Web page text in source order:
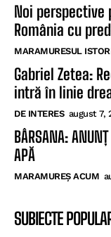
Noi
România cu
MARAMURESUL
Gabriel Zetea:
intră în linie
DE INTERES august 7,
BÂRSANA:
APĂ
MARAMUREȘ ACUM
SUBIECTE